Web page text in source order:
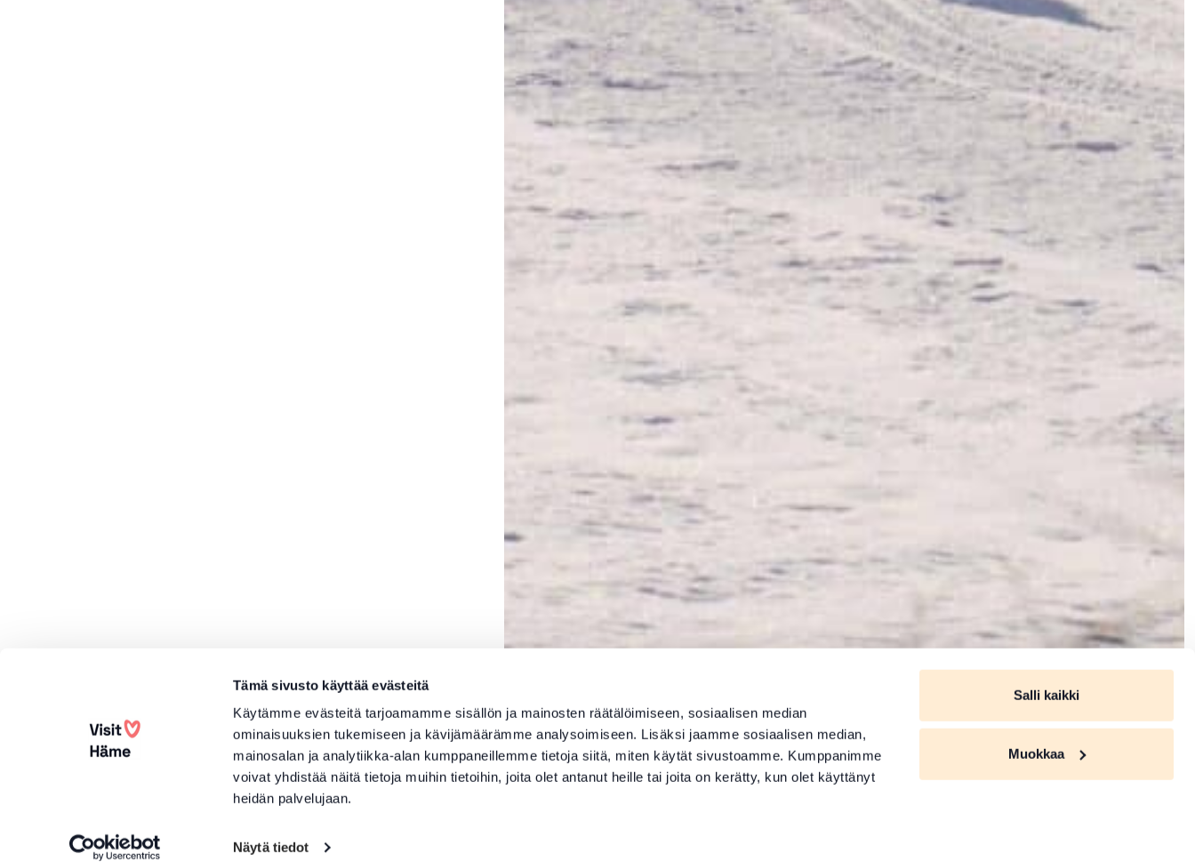
Tämä sivusto käyttää evästeitä
Käytämme evästeitä tarjoamamme sisällön ja mainosten räätälöimiseen, sosiaalisen median
ominaisuuksien tukemiseen ja kävijämäärämme analysoimiseen. Lisäksi jaamme sosiaalisen median,
mainosalan ja analytiikka-alan kumppaneillemme tietoja siitä, miten käytät sivustoamme. Kumppanimme
voivat yhdistää näitä tietoja muihin tietoihin, joita olet antanut heille tai joita on kerätty, kun olet käyttänyt
heidän palvelujaan.
Näytä tiedot
Salli kaikki
Muokkaa